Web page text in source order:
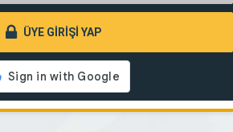
ÜYE GİRİŞİ YAP